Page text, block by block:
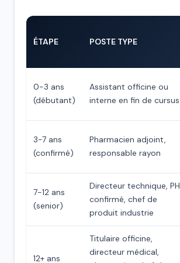
ÉTAPE POSTE TYPE
0-3 ans
(débutant)
Assistant officine ou
interne en fin de cursus
3-7 ans
(confirmé)
Pharmacien adjoint,
responsable rayon
7-12 ans
(senior)
Directeur technique, PH
confirmé, chef de
produit industrie
12+ ans
Titulaire officine,
directeur médical,